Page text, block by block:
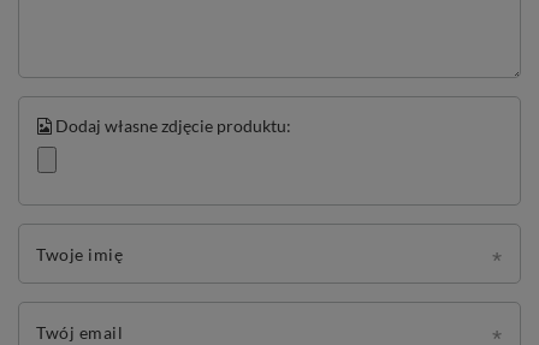
Dodaj własne zdjęcie produktu:
Twoje imię
Twój email